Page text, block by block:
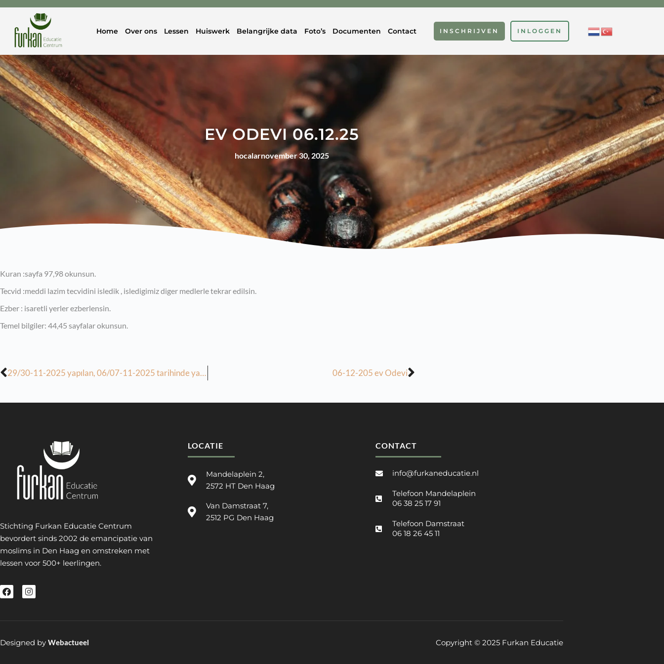
Home Over ons Lessen Huiswerk Belangrijke data Foto’s Documenten Contact INSCHRIJVEN INLOGGEN
EV ODEVI 06.12.25
hocalarnovember 30, 2025
Kuran :sayfa 97,98 okunsun.
Tecvid :meddi lazim tecvidini isledik , isledigimiz diger medlerle tekrar edilsin.
Ezber : isaretli yerler ezberlensin.
Temel bilgiler: 44,45 sayfalar okunsun.
29/30-11-2025 yapılan, 06/07-11-2025 tarihinde yapılacak derslerin ödevi 06-12-205 ev Odevi
Stichting Furkan Educatie Centrum
bevordert sinds 2002 de emancipatie van
moslims in Den Haag en omstreken met
lessen voor 500+ leerlingen.
LOCATIE
Mandelaplein 2,
2572 HT Den Haag
Van Damstraat 7,
2512 PG Den Haag
CONTACT
info@furkaneducatie.nl
Telefoon Mandelaplein
06 38 25 17 91
Telefoon Damstraat
06 18 26 45 11
Designed by Webactueel Copyright © 2025 Furkan Educatie